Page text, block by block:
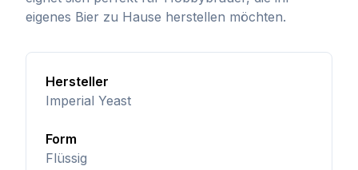
eigenes Bier zu Hause herstellen möchten.
Hersteller
Imperial Yeast
Form
Flüssig